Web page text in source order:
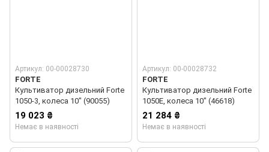
Артикул: 00-00028730
FORTE
Культиватор дизельний Forte
1050-3, колеса 10" (90055)
19 023 ₴
Немає в наявності
Артикул: 00-00028732
FORTE
Культиватор дизельний Forte
1050E, колеса 10" (46618)
21 284 ₴
Немає в наявності